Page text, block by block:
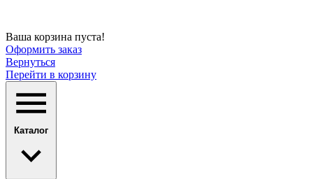
Ваша корзина пуста!
Оформить заказ
Вернуться
Перейти в корзину
Каталог